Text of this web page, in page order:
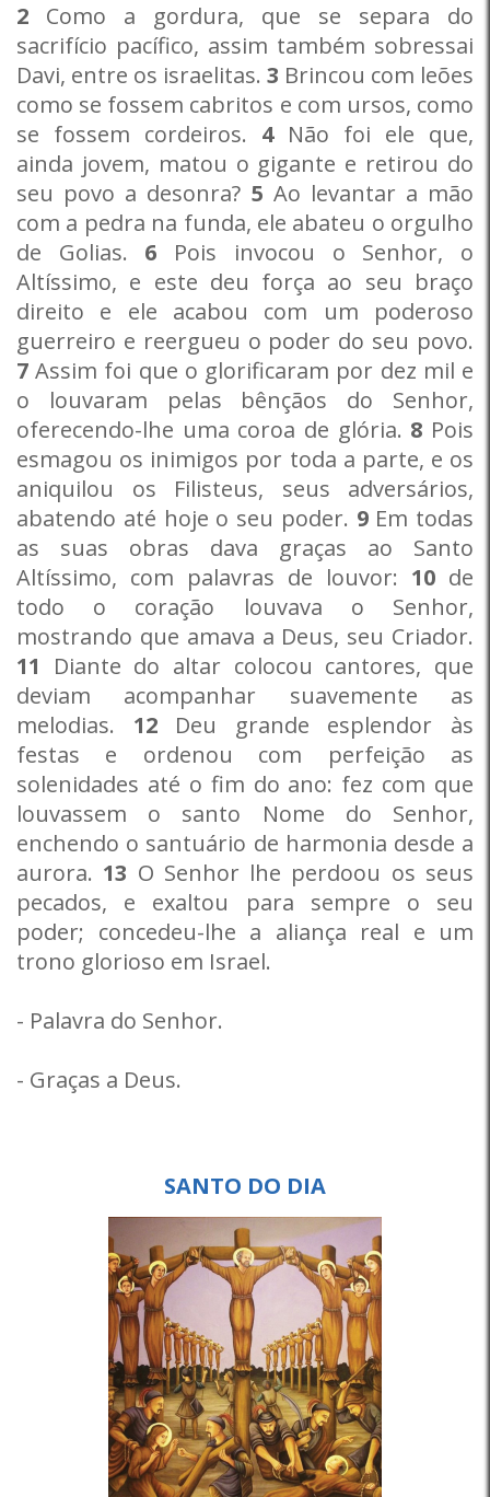
2 Como a gordura, que se separa do
sacrifício pacífico, assim também sobressai
Davi, entre os israelitas. 3 Brincou com leões
como se fossem cabritos e com ursos, como
se fossem cordeiros. 4Não foi ele que,
ainda jovem, matou o gigante e retirou do
seu povo a desonra? 5 Ao levantar a mão
com a pedra na funda, ele abateu o orgulho
de Golias. 6 Pois invocou o Senhor, o
Altíssimo, e este deu força ao seu braço
direito e ele acabou com um poderoso
guerreiro e reergueu o poder do seu povo.
7 Assim foi que o glorificaram por dez mil e
o louvaram pelas bênçãos do Senhor,
oferecendo-lhe uma coroa de glória. 8 Pois
esmagou os inimigos por toda a parte, e os
aniquilou os Filisteus, seus adversários,
abatendo até hoje o seu poder. 9Em todas
as suas obras dava graças ao Santo
Altíssimo, com palavras de louvor: 10 de
todo o coração louvava o Senhor,
mostrando que amava a Deus, seu Criador.
11
Diante do altar colocou cantores, que
deviam acompanhar suavemente as
melodias. 12Deu grande esplendor às
festas e ordenou com perfeição as
solenidades até o fim do ano: fez com que
louvassem o santo Nome do Senhor,
enchendo o santuário de harmonia desde a
aurora. 13 O Senhor lhe perdoou os seus
pecados, e exaltou para sempre o seu
poder; concedeu-lhe a aliança real e um
trono glorioso em Israel.
- Palavra do Senhor.
- Graças a Deus.
SANTO DO DIA